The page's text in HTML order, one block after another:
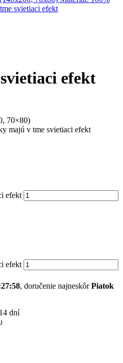
efekt
70×80)
majú v tme svietiaci efekt
efekt
efekt
, doručenie najneskôrPiatok
dní